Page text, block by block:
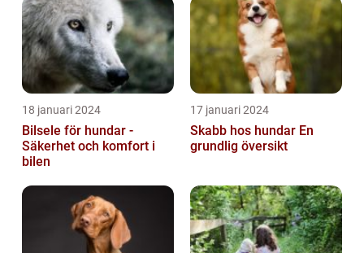
18 januari 2024
Bilsele för hundar -
Säkerhet och komfort i
bilen
17 januari 2024
Skabb hos hundar En
grundlig översikt